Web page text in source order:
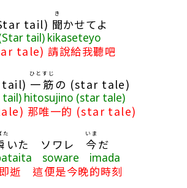
tail) 聞
き
かせてよ
tail) kikaseteyo
tale) 請說給我聽吧
tail) 一筋
ひとすじ
の (star tale)
tail) hitosujino (star tale)
那唯一的 (star tale)
た
いた ソワレ今
いま
だ
soware imada
逝 這便是今晚的時刻